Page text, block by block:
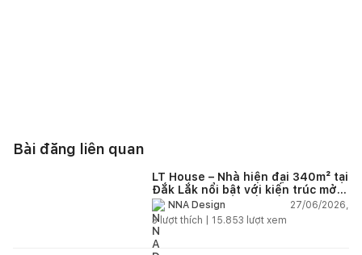
Bài đăng liên quan
LT House – Nhà hiện đại 340m² tại
Đắk Lắk nổi bật với kiến trúc mở
và hệ sân vườn kết nối thiên
nhiên
NNA Design
27/06/2026,
3lượt thích | 15.853 lượt xem